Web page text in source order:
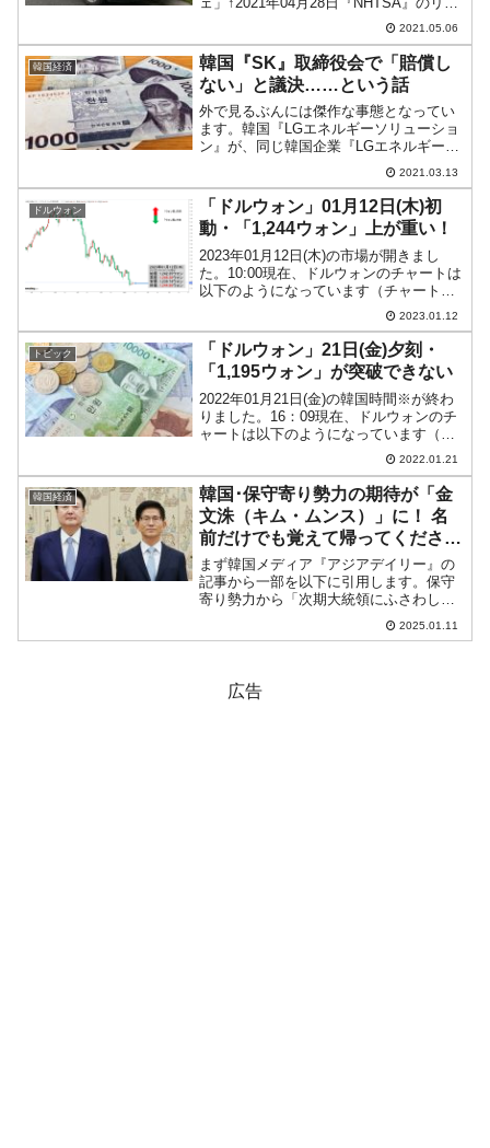
ールリポートアメリカ合衆国『NHTSA』
（National Highway Traffic Safety
Admini...
2021.05.06
韓国経済
韓国『SK』取締役会で「賠償し
ない」と議決……という話
外で見るぶんには傑作な事態となってい
ます。韓国『LGエネルギーソリューショ
ン』が、同じ韓国企業『LGエネルギーソ
リューション』に「営業秘密を盗んだ」
としてアメリカ合衆国『国際貿易委員
会』（略称：ITC）に訴えられ、完膚なき
までに敗訴した件で...
2021.03.13
ドルウォン
「ドルウォン」01月12日(木)初
動・「1,244ウォン」上が重い！
2023年01月12日(木)の市場が開きまし
た。10:00現在、ドルウォンのチャートは
以下のようになっています（チャートは
『Investing.com』より引用）。前日は上
が削られて、ローソク足の実体部分がほ
とんどなくなりました。本日はそれ...
2023.01.12
トピック
「ドルウォン」21日(金)夕刻・
「1,195ウォン」が突破できない
2022年01月21日(金)の韓国時間※が終わ
りました。16：09現在、ドルウォンのチ
ャートは以下のようになっています（チ
ャートは『Investing.com』より引用）。
上が削られました。そう易々とは突破さ
せてくれません。現在のところ「1...
2022.01.21
韓国経済
韓国･保守寄り勢力の期待が「金
文洙（キム・ムンス）」に！ 名
前だけでも覚えて帰ってくださ
い。
まず韓国メディア『アジアデイリー』の
記事から一部を以下に引用します。保守
寄り勢力から「次期大統領にふさわし
い」とされる金文洙◇『国民の力』支持
層から次期大統領候補1位に浮上した金文
2025.01.11
広告